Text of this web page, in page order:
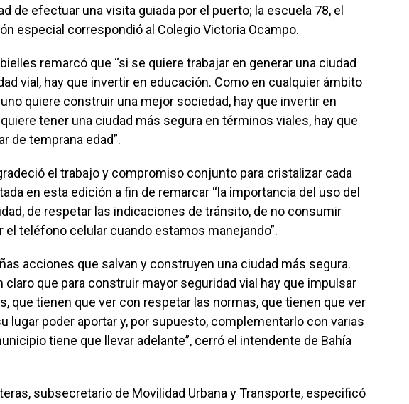
de efectuar una visita guiada por el puerto; la escuela 78, el
especial correspondió al Colegio Victoria Ocampo.
remarcó que “si se quiere trabajar en generar una ciudad
vial, hay que invertir en educación. Como en cualquier ámbito
quiere construir una mejor sociedad, hay que invertir en
tener una ciudad más segura en términos viales, hay que
de temprana edad”.
el trabajo y compromiso conjunto para cristalizar cada
en esta edición a fin de remarcar “la importancia del uso del
de respetar las indicaciones de tránsito, de no consumir
el teléfono celular cuando estamos manejando”.
acciones que salvan y construyen una ciudad más segura.
claro que para construir mayor seguridad vial hay que impulsar
que tienen que ver con respetar las normas, que tienen que ver
lugar poder aportar y, por supuesto, complementarlo con varias
tiene que llevar adelante”, cerró el intendente de Bahía
subsecretario de Movilidad Urbana y Transporte, especificó